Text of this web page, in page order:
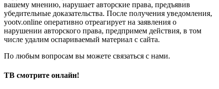
вашему мнению, нарушает авторские права, предъявив
убедительные доказательства. После получения уведомления,
yootv.online оперативно отреагирует на заявления о
нарушении авторского права, предпримем действия, в том
числе удалим оспариваемый материал с сайта.
По любым вопросам вы можете связаться с нами.
ТВ смотрите онлайн!